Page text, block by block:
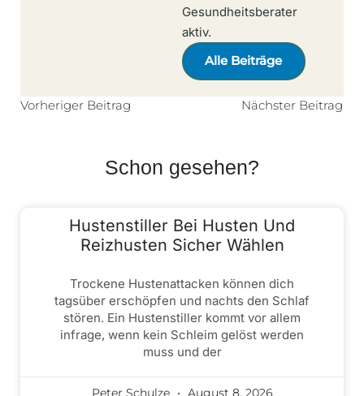
Gesundheitsberater
aktiv.
Alle Beiträge
Vorheriger Beitrag Nächster Beitrag
Schon gesehen?
Hustenstiller Bei Husten Und
Reizhusten Sicher Wählen
Trockene Hustenattacken können dich
tagsüber erschöpfen und nachts den Schlaf
stören. Ein Hustenstiller kommt vor allem
infrage, wenn kein Schleim gelöst werden
muss und der
Peter Schulze August 8, 2026